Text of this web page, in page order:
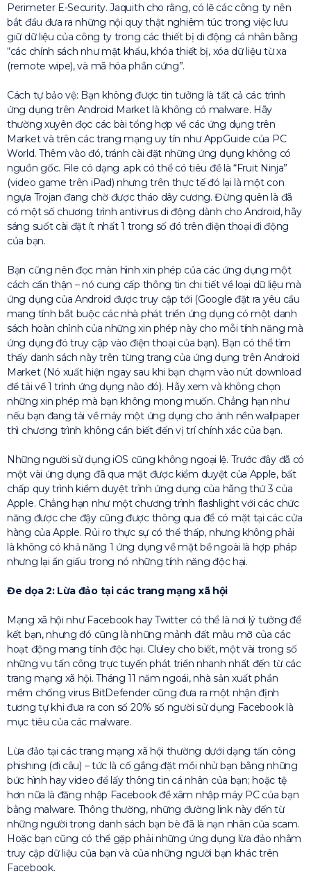
Perimeter E-Security. Jaquith cho rằng, có lẽ các công ty nên
bắt đầu đưa ra những nội quy thật nghiêm túc trong việc lưu
giữ dữ liệu của công ty trong các thiết bị di động cá nhân bằng
“các chính sách như mật khẩu, khóa thiết bị, xóa dữ liệu từ xa
(remote wipe), và mã hóa phần cứng”.
Cách tự bảo vệ: Bạn không được tin tưởng là tất cả các trình
ứng dụng trên Android Market là không có malware. Hãy
thường xuyên đọc các bài tổng hợp về các ứng dụng trên
Market và trên các trang mạng uy tín như AppGuide của PC
World. Thêm vào đó, tránh cài đặt những ứng dụng không có
nguồn gốc. File có dạng .apk có thể có tiêu đề là “Fruit Ninja”
(video game trên iPad) nhưng trên thực tế đó lại là một con
ngựa Trojan đang chờ được tháo dây cương. Đừng quên là đã
có một số chương trình antivirus di động dành cho Android, hãy
sáng suốt cài đặt ít nhất 1 trong số đó trên điện thoại đi động
của bạn.
Bạn cũng nên đọc màn hình xin phép của các ứng dụng một
cách cẩn thận – nó cung cấp thông tin chi tiết về loại dữ liệu mà
ứng dụng của Android được truy cập tới (Google đặt ra yêu cầu
mang tính bắt buộc các nhà phát triển ứng dụng có một danh
sách hoàn chỉnh của những xin phép này cho mỗi tính năng mà
ứng dụng đó truy cập vào điện thoại của bạn). Bạn có thể tìm
thấy danh sách này trên từng trang của ứng dụng trên Android
Market (Nó xuất hiện ngay sau khi bạn chạm vào nút download
để tải về 1 trình ứng dụng nào đó). Hãy xem và không chọn
những xin phép mà bạn không mong muốn. Chẳng hạn như
nếu bạn đang tải về máy một ứng dụng cho ảnh nền wallpaper
thì chương trình không cần biết đến vị trí chính xác của bạn.
Những người sử dụng iOS cũng không ngoại lệ. Trước đây đã có
một vài ứng dụng đã qua mặt được kiểm duyệt của Apple, bất
chấp quy trình kiểm duyệt trình ứng dụng của hãng thứ 3 của
Apple. Chẳng hạn như một chương trình flashlight với các chức
năng được che đậy cũng được thông qua để có mặt tại các cửa
hàng của Apple. Rủi ro thực sự có thể thấp, nhưng không phải
là không có khả năng 1 ứng dụng về mặt bề ngoài là hợp pháp
nhưng lại ẩn giấu trong nó những tính năng độc hại.
Đe dọa 2: Lừa đảo tại các trang mạng xã hội
Mạng xã hội như Facebook hay Twitter có thể là nơi lý tưởng để
kết bạn, nhưng đó cũng là những mảnh đất màu mỡ của các
hoạt động mang tính độc hại. Cluley cho biết, một vài trong số
những vụ tấn công trực tuyến phát triển nhanh nhất đến từ các
trang mạng xã hội. Tháng 11 năm ngoái, nhà sản xuất phần
mềm chống virus BitDefender cũng đưa ra một nhận định
tương tự khi đưa ra con số 20% số người sử dụng Facebook là
mục tiêu của các malware.
Lừa đảo tại các trang mạng xã hội thường dưới dạng tấn công
phishing (đi câu) – tức là cố gắng đặt mồi nhử bạn bằng những
bức hình hay video để lấy thông tin cá nhân của bạn; hoặc tệ
hơn nữa là đăng nhập Facebook để xâm nhập máy PC của bạn
bằng malware. Thông thường, những đường link này đến từ
những người trong danh sách bạn bè đã là nạn nhân của scam.
Hoặc bạn cũng có thể gặp phải những ứng dụng lừa đảo nhằm
truy cập dữ liệu của bạn và của những người bạn khác trên
Facebook.